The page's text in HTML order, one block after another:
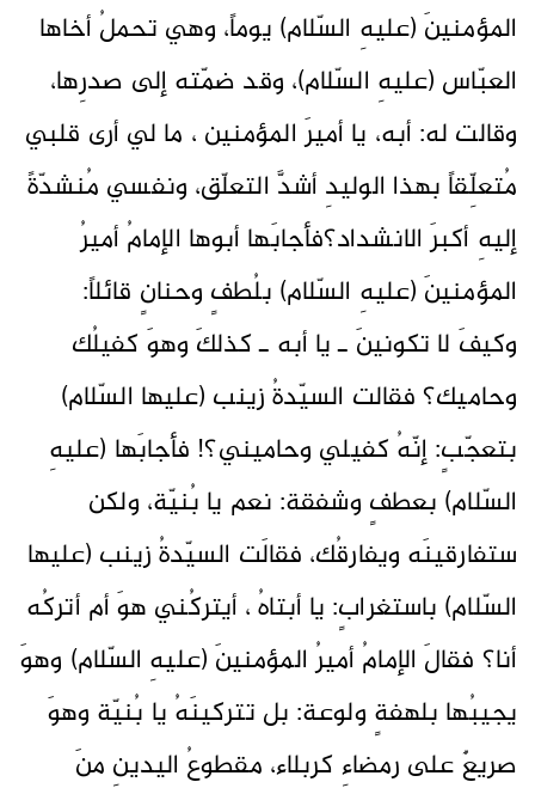
المؤمنينَ (عليهِ السّلام) يوماً، وهي تحملُ أخاها
العبّاس (عليهِ السّلام)، وقد ضمّته إلى صدرِها،
وقالت له: أبه، يا أميرَ المؤمنين ، ما لي أرى قلبي
مُتعلِّقاً بهذا الوليدِ أشدَّ التعلّق، ونفسي مُنشدّةً
إليهِ أكبرَ الانشداد؟فأجابَها أبوها الإمامُ أميرُ
المؤمنينَ (عليهِ السّلام) بلُطفٍ وحنانٍ قائلاً:
وكيفَ لا تكونينَ ـ يا أبه ـ كذلكَ وهوَ كفيلُك
وحاميك؟ فقالت السيّدةُ زينب (عليها السّلام)
بتعجّبٍ: إنّهُ كفيلي وحاميني؟! فأجابَها (عليهِ
السّلام) بعطفٍ وشفقة: نعم يا بُنيّة، ولكن
ستفارقينَه ويفارقُك، فقالَت السيّدةُ زينب (عليها
السّلام) باستغرابٍ: يا أبتاهُ ، أيتركُني هوَ أم أتركُه
أنا؟ فقالَ الإمامُ أميرُ المؤمنينَ (عليهِ السّلام) وهوَ
يجيبُها بلهفةٍ ولوعة: بل تتركينَهُ يا بُنيّة وهوَ
صريعٌ على رمضاءِ كربلاء، مقطوعُ اليدينِ منَ